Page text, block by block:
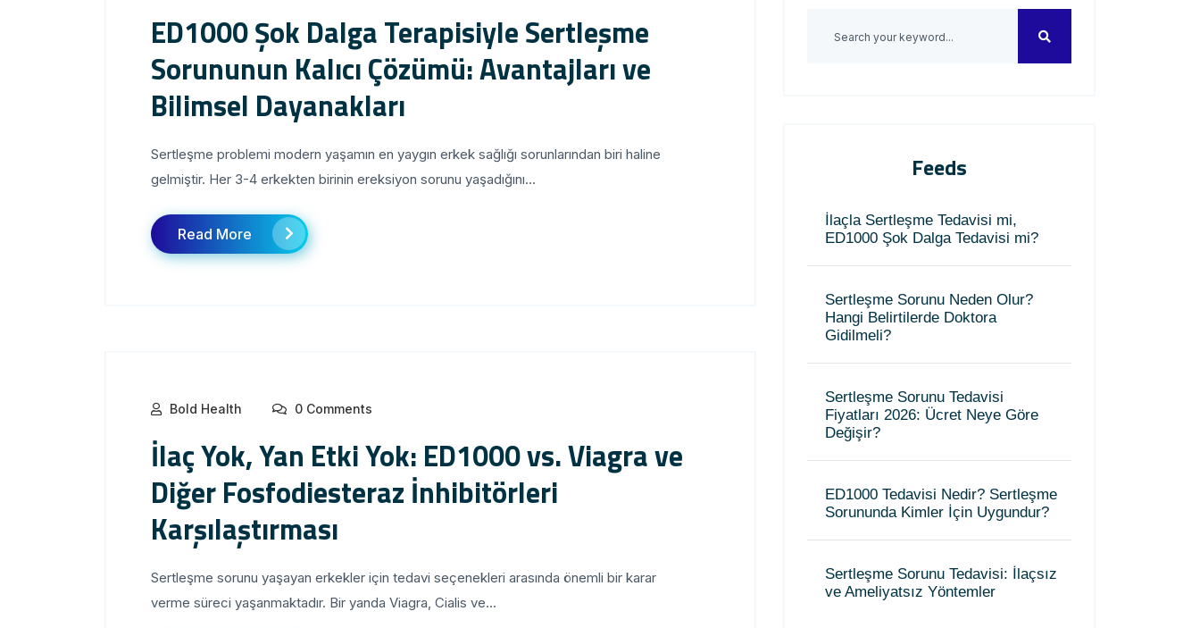
ED1000 Şok Dalga Terapisiyle Sertleşme
Sorununun Kalıcı Çözümü: Avantajları ve
Bilimsel Dayanakları
Sertleşme problemi modern yaşamın en yaygın erkek sağlığı sorunlarından biri haline
gelmiştir. Her 3-4 erkekten birinin ereksiyon sorunu yaşadığını...
Read More
Bold Health 0 Comments
İlaç Yok, Yan Etki Yok: ED1000 vs. Viagra ve
Diğer Fosfodiesteraz İnhibitörleri
Karşılaştırması
Sertleşme sorunu yaşayan erkekler için tedavi seçenekleri arasında önemli bir karar
verme süreci yaşanmaktadır. Bir yanda Viagra, Cialis ve...
Feeds
İlaçla Sertleşme Tedavisi mi,
ED1000 Şok Dalga Tedavisi mi?
Sertleşme Sorunu Neden Olur?
Hangi Belirtilerde Doktora
Gidilmeli?
Sertleşme Sorunu Tedavisi
Fiyatları 2026: Ücret Neye Göre
Değişir?
ED1000 Tedavisi Nedir? Sertleşme
Sorununda Kimler İçin Uygundur?
Sertleşme Sorunu Tedavisi: İlaçsız
ve Ameliyatsız Yöntemler